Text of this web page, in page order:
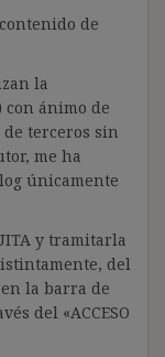
de
la
ánimo de
terceros sin
me ha
únicamente
y tramitarla
del
en la barra de
del «ACCESO